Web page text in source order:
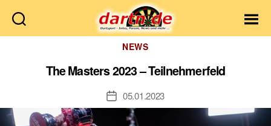
Dartn.de
Kategorien
NEWS
The Masters 2023 – Teilnehmerfeld
Veröffentlichungsdatum
05.01.2023